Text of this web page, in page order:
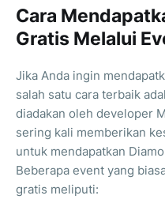
Cara
Gratis Melalui
Jika Anda ingin
salah satu cara terbaik
diadakan oleh developer
sering kali memberikan
untuk mendapatkan
Beberapa event yang
gratis meliputi: